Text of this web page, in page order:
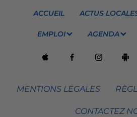
ACCUEIL ACTUS
EMPLOI AGENDA
MENTIONS LEGALES
CONTACTEZ